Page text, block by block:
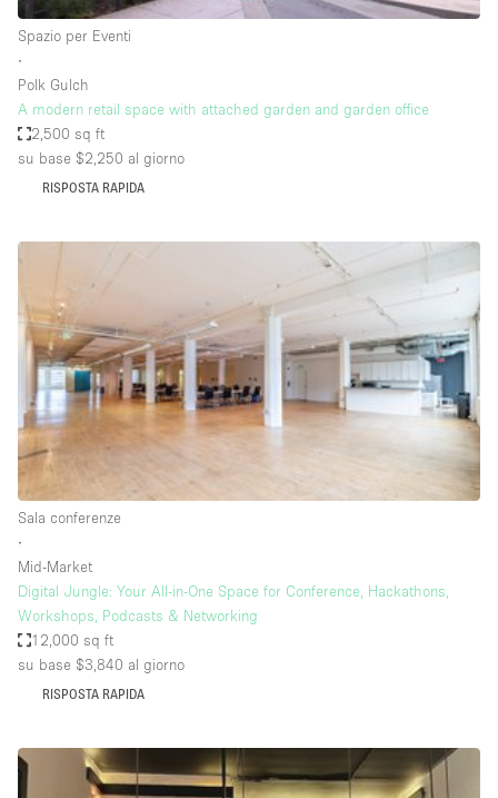
Bagni
Banconi
Bar
Camere Multiple
Elettricità
Esposizione di Automobili
Giardino
Illuminazione
Impianto audiovisivo
Industriale
Internet
Licenza per Liquori
Livello strada
Parcheggio privato
Spazio per Eventi
∙
Polk Gulch
A modern retail space with attached garden and garden office
2,500 sq ft
su base $2,250 al giorno
RISPOSTA RAPIDA
Sala conferenze
∙
Mid-Market
Digital Jungle: Your All-in-One Space for Conference, Hackathons,
Workshops, Podcasts & Networking
12,000 sq ft
su base $3,840 al giorno
RISPOSTA RAPIDA